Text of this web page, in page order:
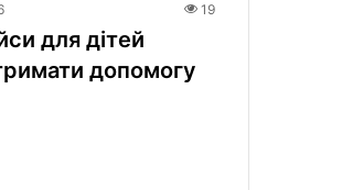
19
для дітей
допомогу